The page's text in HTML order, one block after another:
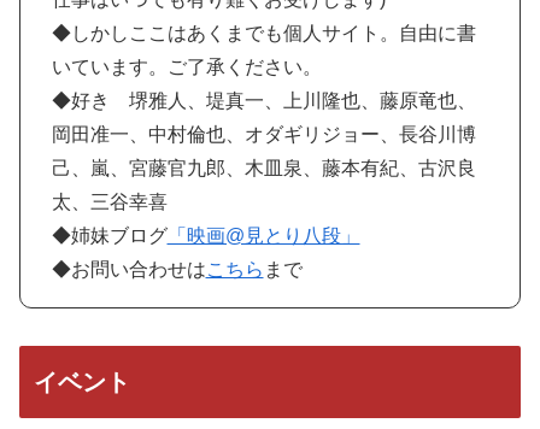
◆しかしここはあくまでも個人サイト。自由に書
いています。ご了承ください。
◆好き 堺雅人、堤真一、上川隆也、藤原竜也、
岡田准一、中村倫也、オダギリジョー、長谷川博
己、嵐、宮藤官九郎、木皿泉、藤本有紀、古沢良
太、三谷幸喜
◆姉妹ブログ「映画@見とり八段」
◆お問い合わせはこちら まで
イベント